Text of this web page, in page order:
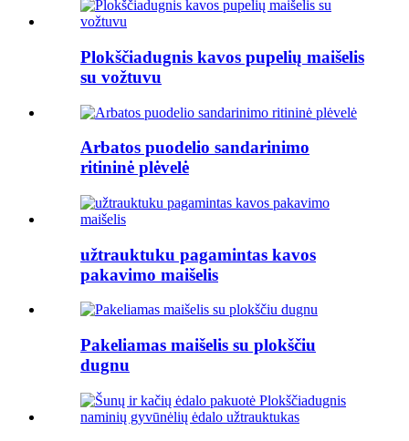
Plokščiadugnis kavos pupelių maišelis
su vožtuvu
Arbatos puodelio sandarinimo
ritininė plėvelė
užtrauktuku pagamintas kavos
pakavimo maišelis
Pakeliamas maišelis su plokščiu
dugnu